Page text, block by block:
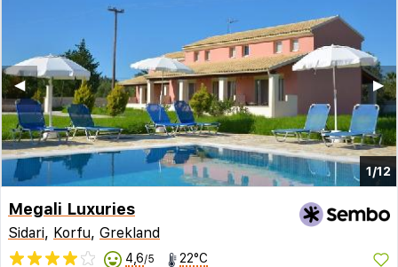
1/12
▶︎
◀︎
Megali Luxuries
Sidari, Korfu, Grekland
4,6/5 22°C